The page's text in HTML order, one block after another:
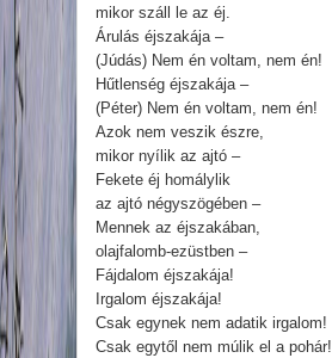
mikor száll le az éj.
Árulás éjszakája –
(Júdás) Nem én voltam, nem én!
Hűtlenség éjszakája –
(Péter) Nem én voltam, nem én!
Azok nem veszik észre,
mikor nyílik az ajtó –
Fekete éj homálylik
az ajtó négyszögében –
Mennek az éjszakában,
olajfalomb-ezüstben –
Fájdalom éjszakája!
Irgalom éjszakája!
Csak egynek nem adatik irgalom!
Csak egytől nem múlik el a pohár!